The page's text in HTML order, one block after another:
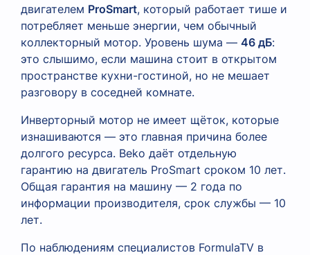
двигателем ProSmart, который работает тише и
потребляет меньше энергии, чем обычный
коллекторный мотор. Уровень шума — 46 дБ:
это слышимо, если машина стоит в открытом
пространстве кухни-гостиной, но не мешает
разговору в соседней комнате.
Инверторный мотор не имеет щёток, которые
изнашиваются — это главная причина более
долгого ресурса. Beko даёт отдельную
гарантию на двигатель ProSmart сроком 10 лет.
Общая гарантия на машину — 2 года по
информации производителя, срок службы — 10
лет.
По наблюдениям специалистов FormulaTV в